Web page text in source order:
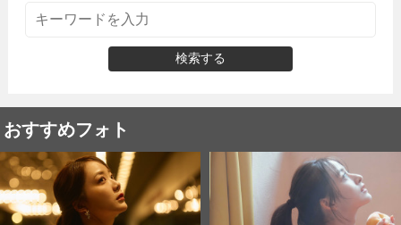
検索する
おすすめフォト